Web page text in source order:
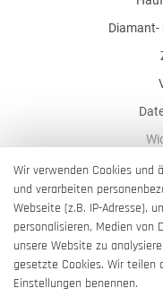
Diamant-
Wir verwenden Cookies und
und verarbeiten
Webseite (z.B. IP-Adresse),
personalisieren, Medien
unsere Website zu
gesetzte Cookies. Wir
Einstellungen benennen.